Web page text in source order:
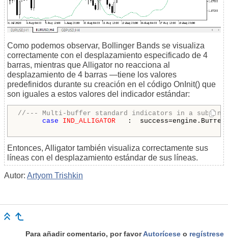
Como podemos observar, Bollinger Bands se visualiza
correctamente con el desplazamiento especificado de 4
barras, mientras que Alligator no reacciona al
desplazamiento de 4 barras —tiene los valores
predefinidos durante su creación en el código OnInit() que
son iguales a estos valores del indicador estándar:
//--- Multi-buffer standard indicators in a
case
IND_ALLIGATOR :
Entonces, Alligator también visualiza correctamente sus
líneas con el desplazamiento estándar de sus líneas.
Autor: Artyom Trishkin
Para añadir comentario, por favorAutorícese o regístrese